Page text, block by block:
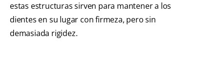
estas estructuras sirven para mantener a los
dientes en su lugar con firmeza, pero sin
demasiada rigidez.